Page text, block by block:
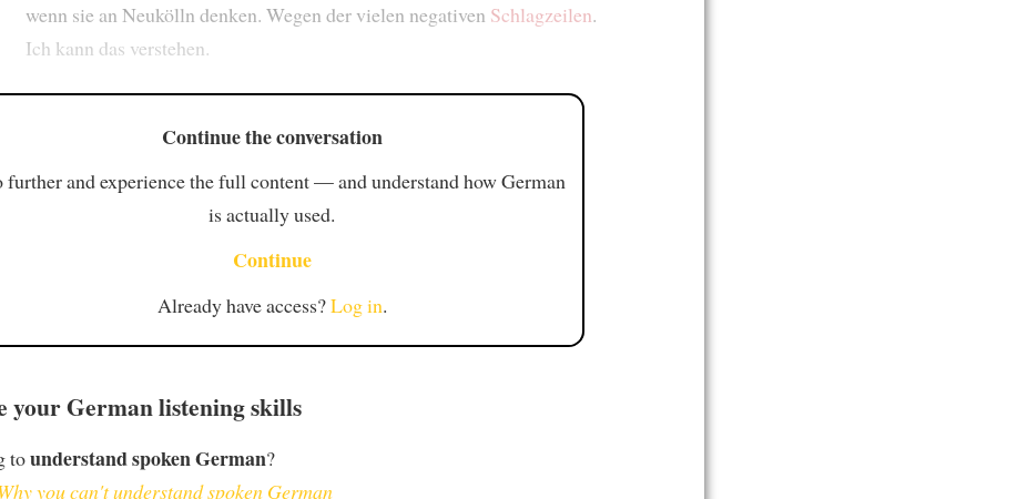
wenn sie an Neukölln denken. Wegen der vielen negativen Schlagzeilen.
Ich kann das verstehen.
Continue the conversation
further and experience the full content — and understand how German
is actually used.
Continue
Already have access?Log in.
your German listening skills
tounderstand spoken German?
you can't understand spoken German